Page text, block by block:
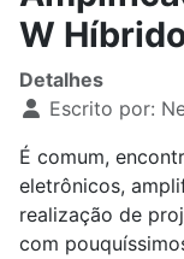
W
Detalhes
Escrito por:
É comum,
eletrônicos,
realização de
com